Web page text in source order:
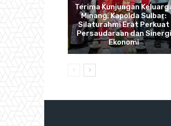
Terima Kunjungan
Minang, Kapolda Sulbar:
Silaturahmi Erat Perkuat
Persaudaraan dan Sinergi
Ekonomi